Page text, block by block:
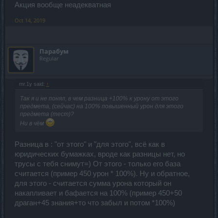
Акция вообще неадекватная
Oct 14, 2019
Парабум
Regular
mr.1y said: ↑
Так я и не понял, в чем разница +100% к урону от этого
предмета, (сейчас) на 100% повышенный урон для этого
предмета (тест)?
Ни в чём
Разница в : "от этого" и "для этого", всё как в
юридических бумажках, вроде как разницы нет, но
трусы с тебя снимут=) От этого - только его база
считается (пример 450 урон * 100%). Ну и обратное,
для этого - считается сумма урона который он
накапливает и бафается на 100% (пример 450+50
драган+45 знания+то что забыл и потом *100%)